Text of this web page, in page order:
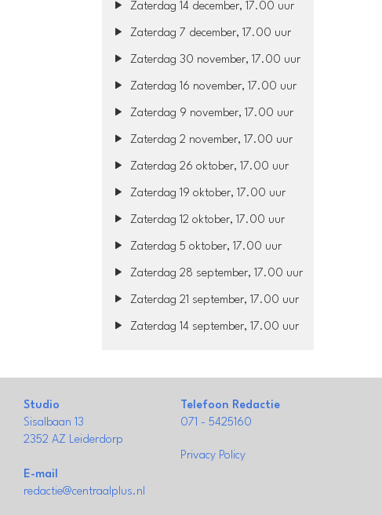
Zaterdag 14 december, 17.00 uur
Zaterdag 7 december, 17.00 uur
Zaterdag 30 november, 17.00 uur
Zaterdag 16 november, 17.00 uur
Zaterdag 9 november, 17.00 uur
Zaterdag 2 november, 17.00 uur
Zaterdag 26 oktober, 17.00 uur
Zaterdag 19 oktober, 17.00 uur
Zaterdag 12 oktober, 17.00 uur
Zaterdag 5 oktober, 17.00 uur
Zaterdag 28 september, 17.00 uur
Zaterdag 21 september, 17.00 uur
Zaterdag 14 september, 17.00 uur
Studio
Sisalbaan 13
2352 AZ Leiderdorp
E-mail
redactie@centraalplus.nl
Telefoon Redactie
071 - 5425160
Privacy Policy